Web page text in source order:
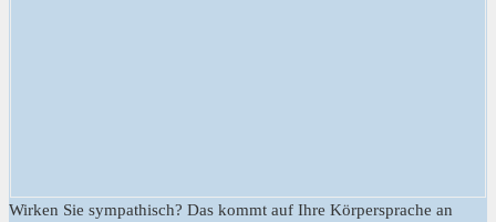
Wirken Sie sympathisch? Das kommt auf Ihre Körpersprache an